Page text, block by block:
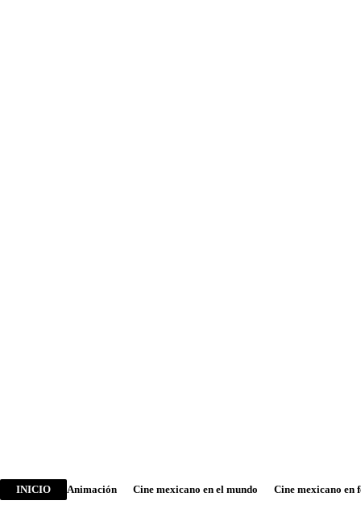
INICIO Animación Cine mexicano en el mundo Cine mexicano en